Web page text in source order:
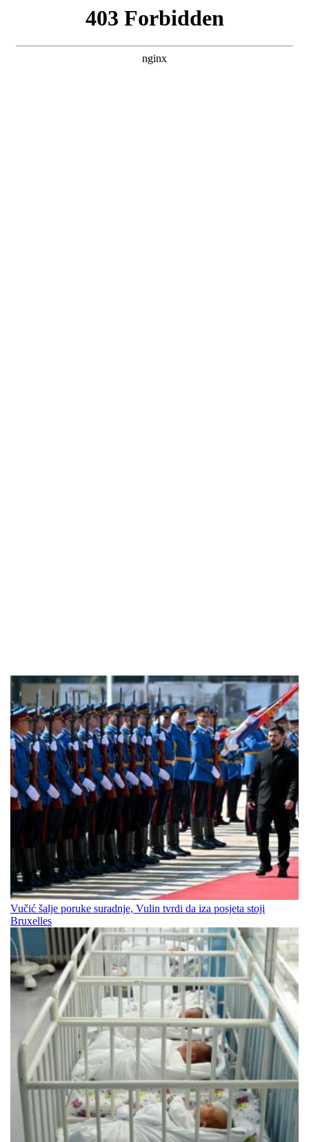
Vučić šalje poruke suradnje, Vulin tvrdi da iza posjeta stoji
Bruxelles